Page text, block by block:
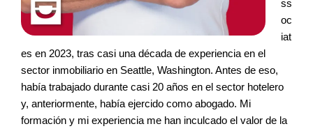
ss
oc
iat
es en 2023, tras casi una década de experiencia en el
sector inmobiliario en Seattle, Washington. Antes de eso,
había trabajado durante casi 20 años en el sector hotelero
y, anteriormente, había ejercido como abogado. Mi
formación y mi experiencia me han inculcado el valor de la